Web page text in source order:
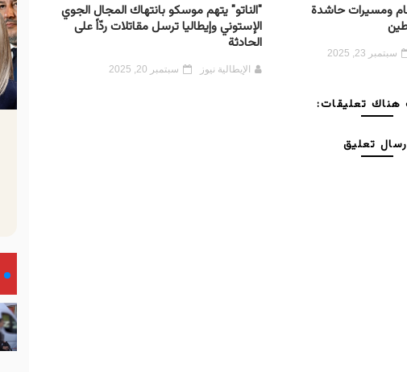
ومسيرات حاشدة
سبتمبر 23, 2025
"الناتو" يتهم موسكو بانتهاك المجال الجوي
الإستوني وإيطاليا ترسل مقاتلات ردّاً على
الحادثة
الإيطالية نيوز سبتمبر 20, 2025
تعليقات:
تعليق